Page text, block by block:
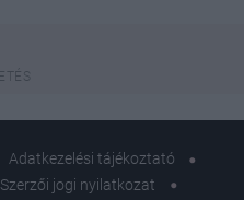
Adatkezelési tájékoztató
Szerzői jogi nyilatkozat